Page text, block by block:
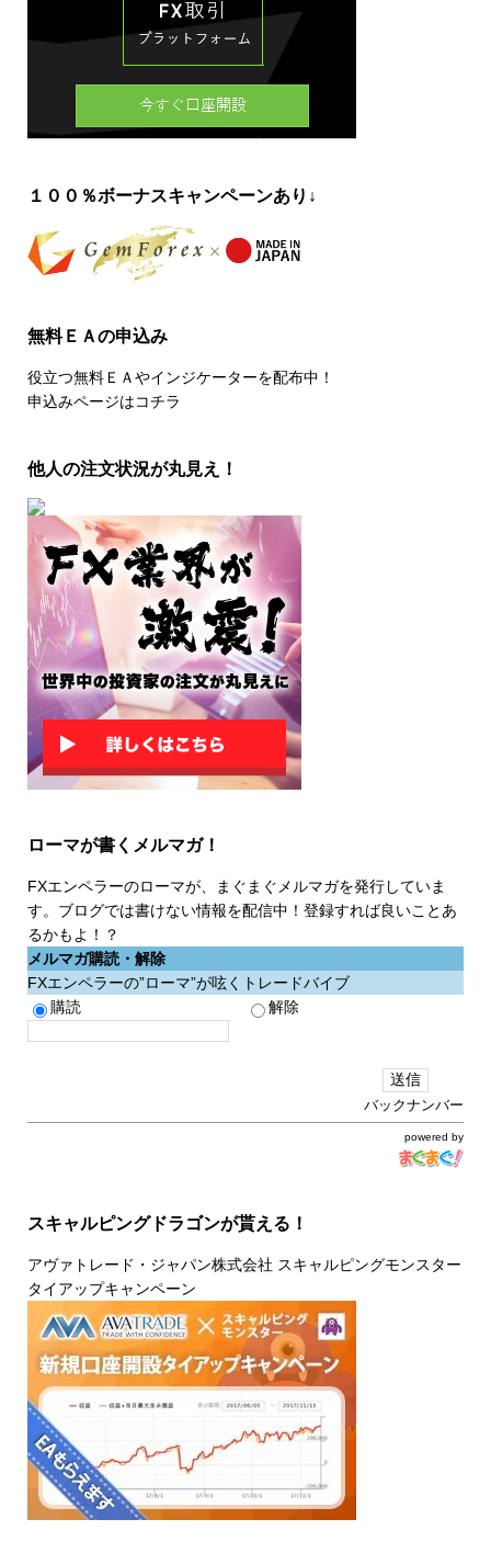
１００％ボーナスキャンペーンあり↓
無料ＥＡの申込み
役立つ無料ＥＡやインジケーターを配布中！
申込みページはコチラ
他人の注文状況が丸見え！
ローマが書くメルマガ！
FXエンペラーのローマが、まぐまぐメルマガを発行していま
す。ブログでは書けない情報を配信中！登録すれば良いことあ
るかもよ！？
メルマガ購読・解除
FXエンペラーの”ローマ”が呟くトレードバイブ
購読
解除
バックナンバー
powered by
スキャルピングドラゴンが貰える！
アヴァトレード・ジャパン株式会社 スキャルピングモンスター
タイアップキャンペーン